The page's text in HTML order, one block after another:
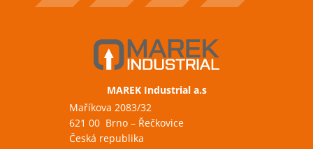
MAREK Industrial a.s
Maříkova 2083/32
621 00 Brno – Řečkovice
Česká republika